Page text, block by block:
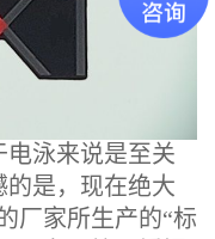
泳来说是至关
是，现在绝大
厂家所生产的“标